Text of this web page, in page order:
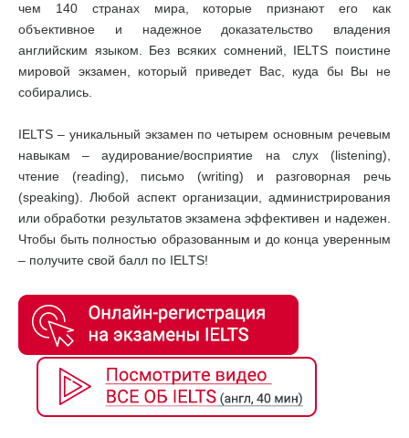
чем 140 странах мира, которые признают его как
объективное и надежное доказательство владения
английским языком. Без всяких сомнений, IELTS поистине
мировой экзамен, который приведет Вас, куда бы Вы не
собирались.
IELTS – уникальный экзамен по четырем основным речевым
навыкам – аудирование/восприятие на слух (listening),
чтение (reading), письмо (writing) и разговорная речь
(speaking). Любой аспект организации, администрирования
или обработки результатов экзамена эффективен и надежен.
Чтобы быть полностью образованным и до конца уверенным
– получите свой балл по IELTS!